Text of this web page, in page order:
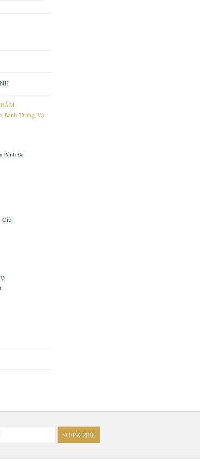
Bánh Tráng, Vỏ
Bánh Đa
Giò
SUBSCRIBE